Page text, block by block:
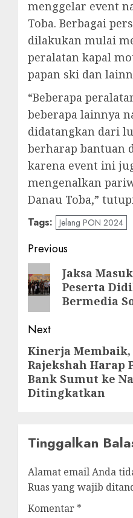
menggelar event
Toba. Berbagai
dilakukan mulai
peralatan kapal
papan ski dan
“Beberapa
beberapa lainnya
didatangkan dari
berharap bantuan
karena event ini
mengenalkan
Danau Toba,”
Tags: Jelang PON 2024
Post
navigation
Previous
Previous
post:
Jaksa
Peserta
Bermedia
Next
Next
post:
Kinerja Membaik,
Rajekshah Harap
Bank Sumut ke
Ditingkatkan
Tinggalkan
Alamat email Anda
Ruas yang wajib
Komentar *